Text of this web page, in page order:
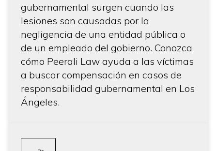
gubernamental surgen cuando las
lesiones son causadas por la
negligencia de una entidad pública o
de un empleado del gobierno. Conozca
cómo Peerali Law ayuda a las víctimas
a buscar compensación en casos de
responsabilidad gubernamental en Los
Ángeles.